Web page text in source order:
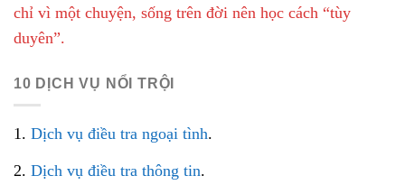
chỉ vì một chuyện, sống trên đời nên học cách “tùy
duyên”.
10 DỊCH VỤ NỔI TRỘI
1. Dịch vụ điều tra ngoại tình.
2. Dịch vụ điều tra thông tin.